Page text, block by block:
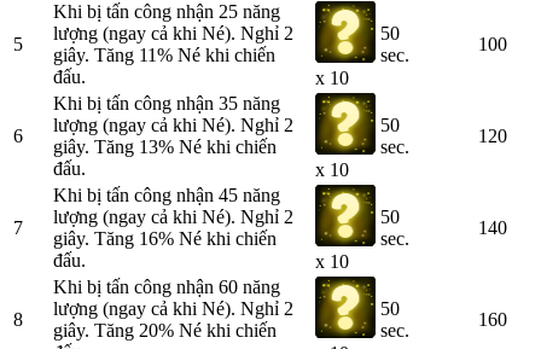
5
Khi bị tấn công nhận 25 năng
lượng (ngay cả khi Né). Nghỉ 2
giây. Tăng 11% Né khi chiến
đấu.
x 10
50
sec.
100
6
Khi bị tấn công nhận 35 năng
lượng (ngay cả khi Né). Nghỉ 2
giây. Tăng 13% Né khi chiến
đấu.
x 10
50
sec.
120
7
Khi bị tấn công nhận 45 năng
lượng (ngay cả khi Né). Nghỉ 2
giây. Tăng 16% Né khi chiến
đấu.
x 10
50
sec.
140
8
Khi bị tấn công nhận 60 năng
lượng (ngay cả khi Né). Nghỉ 2
giây. Tăng 20% Né khi chiến
50
sec.
160